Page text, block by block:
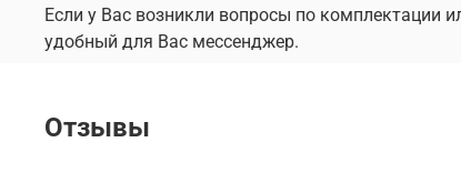
Если у Вас возникли вопросы по комплектации
удобный для Вас мессенджер.
Отзывы